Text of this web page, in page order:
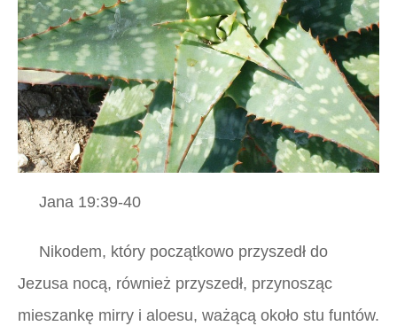
Jana 19:39-40
Nikodem, który początkowo przyszedł do
Jezusa nocą, również przyszedł, przynosząc
mieszankę mirry i aloesu, ważącą około stu funtów.